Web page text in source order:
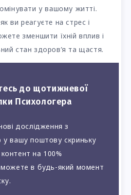
у вашому житті.
ви реагуєте на стрес і
зменшити їхній вплив і
стан здоров’я та щастя.
до щотижневої
Психологера
дослідження з
у вашу поштову скриньку
на 100%
можете в будь-який момент